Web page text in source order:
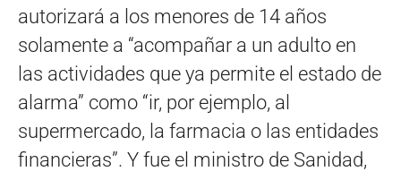
autorizará a los menores de 14 años
solamente a “acompañar a un adulto en
las actividades que ya permite el estado de
alarma” como “ir, por ejemplo, al
supermercado, la farmacia o las entidades
financieras”. Y fue el ministro de Sanidad,